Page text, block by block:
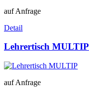
auf Anfrage
Detail
Lehrertisch MULTIP
auf Anfrage